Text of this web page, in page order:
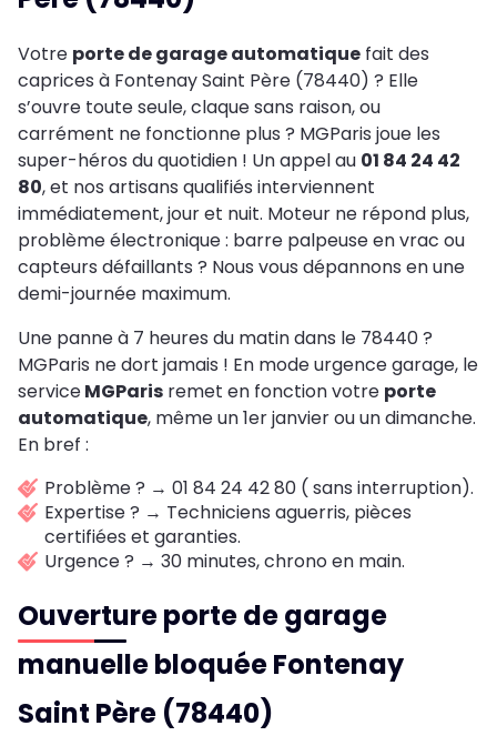
Votre porte de garage automatique fait des
caprices à Fontenay Saint Père (78440) ? Elle
s’ouvre toute seule, claque sans raison, ou
carrément ne fonctionne plus ? MGParis joue les
super-héros du quotidien ! Un appel au 01 84 24 42
80, et nos artisans qualifiés interviennent
immédiatement, jour et nuit. Moteur ne répond plus,
problème électronique : barre palpeuse en vrac ou
capteurs défaillants ? Nous vous dépannons en une
demi-journée maximum.
Une panne à 7 heures du matin dans le 78440 ?
MGParis ne dort jamais ! En mode urgence garage, le
serviceMGParis remet en fonction votre porte
automatique, même un 1er janvier ou un dimanche.
En bref :
Problème ? → 01 84 24 42 80 ( sans interruption).
Expertise ? → Techniciens aguerris, pièces
certifiées et garanties.
Urgence ? → 30 minutes, chrono en main.
Ouverture porte de garage
manuelle bloquée Fontenay
Saint Père (78440)